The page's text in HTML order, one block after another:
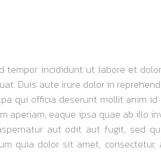
incididunt ut labore et
Duis aute irure dolor in
qui officia deserunt mollit anim
aperiam, eaque ipsa quae ab illo
aut odit aut fugit, sed
quia dolor sit amet,